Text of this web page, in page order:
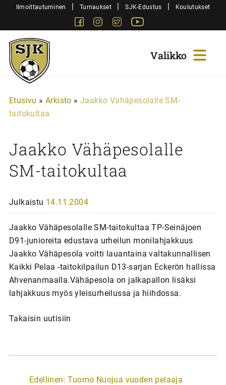
SiirryIlmoittautuminen | Turnaukset | SJK-Edustus | Koulutukset
FacebookInstagram
Twitter
Sjk-
Juniorit
Etusivu » Arkisto » Jaakko Vähäpesolalle SM-
taitokultaa
Jaakko Vähäpesolalle
SM-taitokultaa
Julkaistu 14.11.2004
Jaakko Vähäpesolalle SM-taitokultaa TP-Seinäjoen
D91-junioreita edustava urheilun monilahjakkuus
Jaakko Vähäpesola voitti lauantaina valtakunnallisen
Kaikki Pelaa -taitokilpailun D13-sarjan Eckerön hallissa
Ahvenanmaalla.Vähäpesola on jalkapallon lisäksi
lahjakkuus myös yleisurheilussa ja hiihdossa.
Takaisin uutisiin
A
Edellinen: Tuomo Nuojua vuoden pelaaja